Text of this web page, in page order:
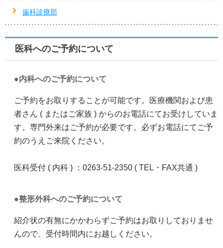
歯科診療部
医科へのご予約について
内科へのご予約について
ご予約をお取りすることが可能です。医療機関および患
者さん ( またはご家族 ) からのお電話にてお受けしていま
す。専門外来はご予約が必要です。必ずお電話にてご予
約のうえご来院ください。
医科受付 ( 内科 ) ：0263-51-2350 ( TEL・FAX共通 )
整形外科へのご予約について
紹介状の有無にかかわらずご予約はお取りしておりませ
んので、受付時間内にお越しください。